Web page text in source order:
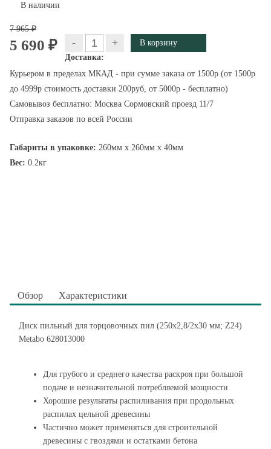
В наличии
7 965 ₽
5 690 ₽ - +
Доставка:
Курьером в пределах МКАД - при сумме заказа от 1500р (от 1500р
до 4999р стоимость доставки 200руб, от 5000р - бесплатно)
Самовывоз бесплатно: Москва Сормовский проезд 11/7
Отправка заказов по всей России
Габариты в упаковке: 260мм x 260мм x 40мм
Вес: 0.2кг
Обзор Характеристики
Диск пильный для торцовочных пил (250х2,8/2х30 мм; Z24)
Metabo 628013000
Для грубого и среднего качества раскроя при большой
подаче и незначительной потребляемой мощности
Хорошие результаты распиливания при продольных
распилах цельной древесины
Частично может применяться для строительной
древесины с гвоздями и остатками бетона